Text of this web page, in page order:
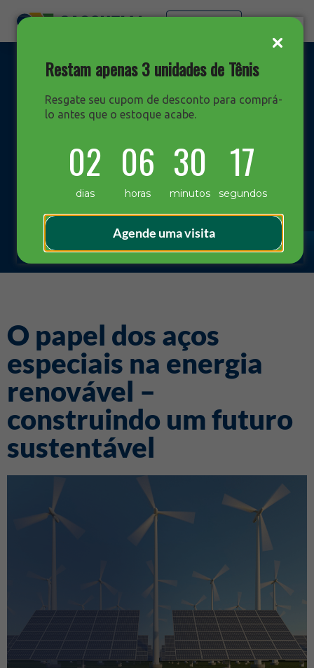
Restam apenas 3 unidades de Tênis
Resgate seu cupom de desconto para comprá-
lo antes que o estoque acabe.
02
dias
06
horas
30
minutos
16
segundos
Agende uma visita
Blog Sacchelli
O papel dos aços
especiais na energia
renovável –
construindo um futuro
sustentável